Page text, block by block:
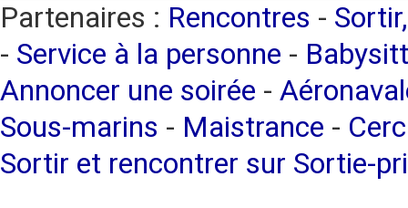
Partenaires : Rencontres -
- Service à la personne -
Annoncer une soirée -
Sous-marins - Maistrance -
Sortir et rencontrer sur Sortie-